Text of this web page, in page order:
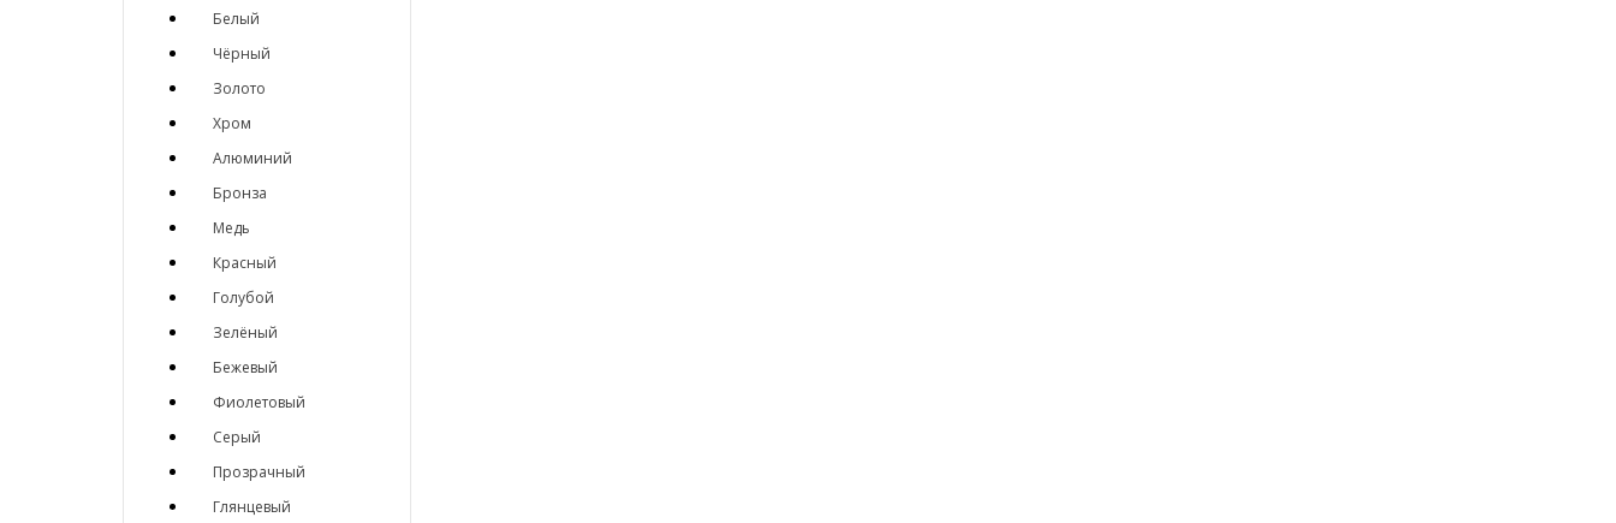
Белый
Чёрный
Золото
Хром
Алюминий
Бронза
Медь
Красный
Голубой
Зелёный
Бежевый
Фиолетовый
Серый
Прозрачный
Глянцевый